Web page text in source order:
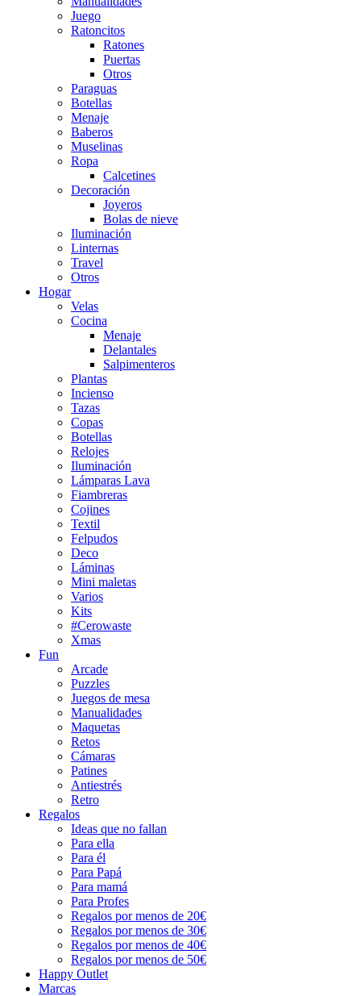
Juego
Ratoncitos
Ratones
Puertas
Otros
Paraguas
Botellas
Menaje
Baberos
Muselinas
Ropa
Calcetines
Decoración
Joyeros
Bolas de nieve
Iluminación
Linternas
Travel
Otros
Hogar
Velas
Cocina
Menaje
Delantales
Salpimenteros
Plantas
Incienso
Tazas
Copas
Botellas
Relojes
Iluminación
Lámparas Lava
Fiambreras
Cojines
Textil
Felpudos
Deco
Láminas
Mini maletas
Varios
Kits
#Cerowaste
Xmas
Fun
Arcade
Puzzles
Juegos de mesa
Manualidades
Maquetas
Retos
Cámaras
Patines
Antiestrés
Retro
Regalos
Ideas que no fallan
Para ella
Para él
Para Papá
Para mamá
Para Profes
Regalos por menos de 20€
Regalos por menos de 30€
Regalos por menos de 40€
Regalos por menos de 50€
Happy Outlet
Marcas